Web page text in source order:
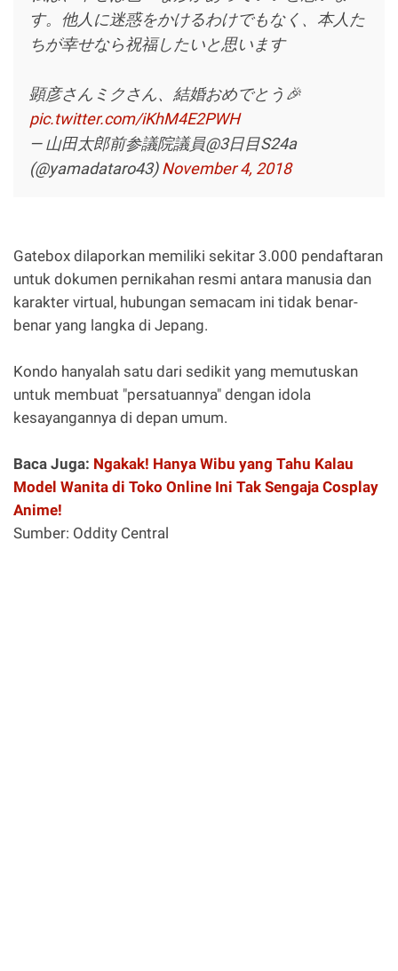
す。他人に迷惑をかけるわけでもなく、本人た
ちが幸せなら祝福したいと思います
顕彦さんミクさん、結婚おめでとう🎉
pic.twitter.com/iKhM4E2PWH
— 山田太郎前参議院議員@3日目S24a
(@yamadataro43)November 4, 2018
Gatebox dilaporkan memiliki sekitar 3.000 pendaftaran
untuk dokumen pernikahan resmi antara manusia dan
karakter virtual, hubungan semacam ini tidak benar-
benar yang langka di Jepang.
Kondo hanyalah satu dari sedikit yang memutuskan
untuk membuat "persatuannya" dengan idola
kesayangannya di depan umum.
Baca Juga: Ngakak! Hanya Wibu yang Tahu Kalau
Model Wanita di Toko Online Ini Tak Sengaja Cosplay
Anime!
Sumber: Oddity Central